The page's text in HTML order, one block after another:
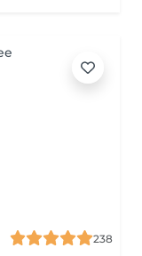
238